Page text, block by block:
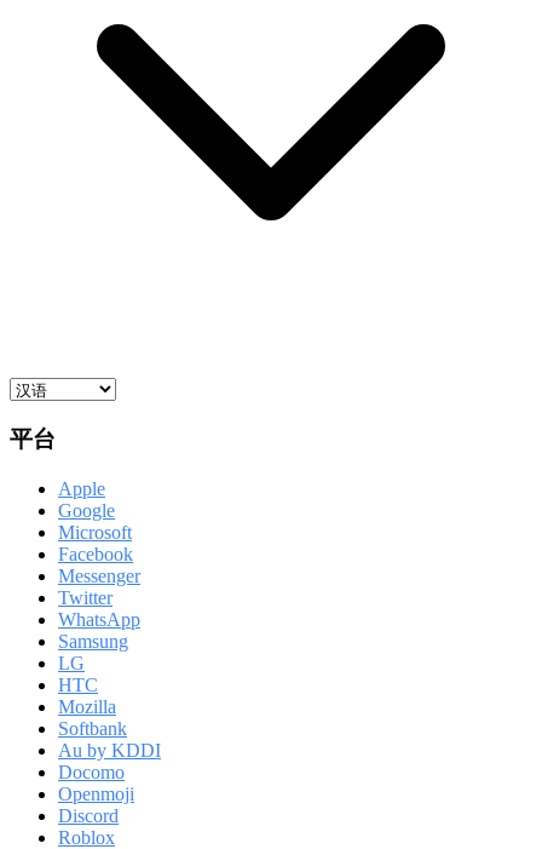
平台
Apple
Google
Microsoft
Facebook
Messenger
Twitter
WhatsApp
Samsung
LG
HTC
Mozilla
Softbank
Au by KDDI
Docomo
Openmoji
Discord
Roblox